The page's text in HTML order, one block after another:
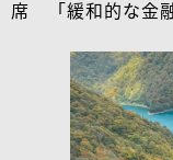
席 「緩和的な金